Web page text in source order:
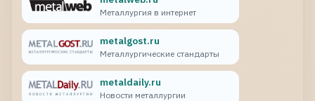
Металлургия в интернет
metalgost.ru
Металлургические стандарты
metaldaily.ru
Новости металлургии